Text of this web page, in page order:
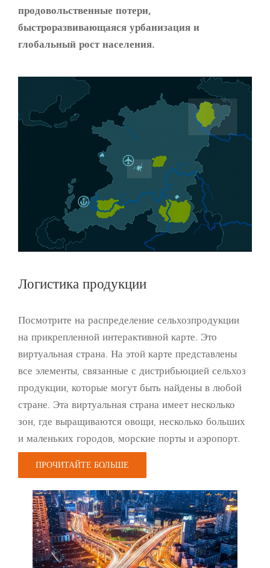
продовольственные потери,
быстроразвивающаяся урбанизация и
глобальный рост населения.
Логистика продукции
Посмотрите на распределение сельхозпродукции
на прикрепленной интерактивной карте. Это
виртуальная страна. На этой карте представлены
все элементы, связанные с дистрибьюцией сельхоз
продукции, которые могут быть найдены в любой
стране. Эта виртуальная страна имеет несколько
зон, где выращиваются овощи, несколько больших
и маленьких городов, морские порты и аэропорт.
ПРОЧИТАЙТЕ БОЛЬШЕ